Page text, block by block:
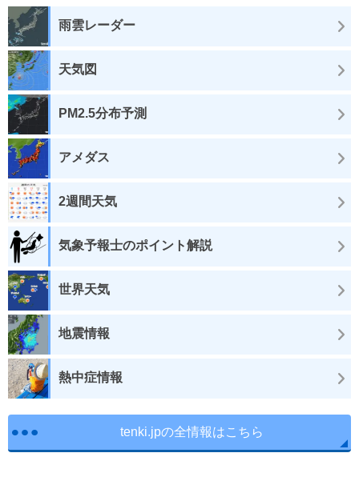
雨雲レーダー
天気図
PM2.5分布予測
アメダス
2週間天気
気象予報士のポイント解説
世界天気
地震情報
熱中症情報
tenki.jpの全情報はこちら